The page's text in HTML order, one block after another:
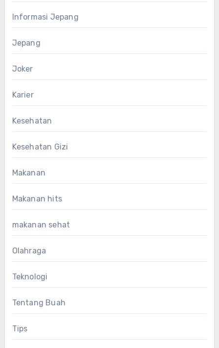
Informasi Jepang
Jepang
Joker
Karier
Kesehatan
Kesehatan Gizi
Makanan
Makanan hits
makanan sehat
Olahraga
Teknologi
Tentang Buah
Tips